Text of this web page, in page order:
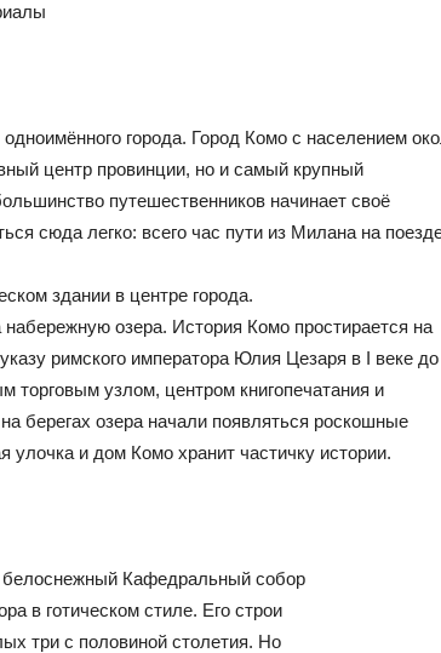
города. Город Комо с населением
центр провинции, но и самый крупный
путешественников начинает своё
сюда легко: всего час пути из Милана на
здании в центре города.
озера. История Комо простирается на
римского императора Юлия Цезаря в I веке до
узлом, центром книгопечатания и
берегах озера начали появляться роскошные
улочка и дом Комо хранит частичку истории.
Кафедральный собор
в готическом стиле. Его строи
три с половиной столетия. Но